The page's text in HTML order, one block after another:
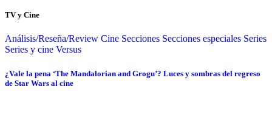
TV y Cine
Análisis/Reseña/Review Cine Secciones Secciones especiales Series
Series y cine Versus
¿Vale la pena ‘The Mandalorian and Grogu’? Luces y sombras del regreso
de Star Wars al cine